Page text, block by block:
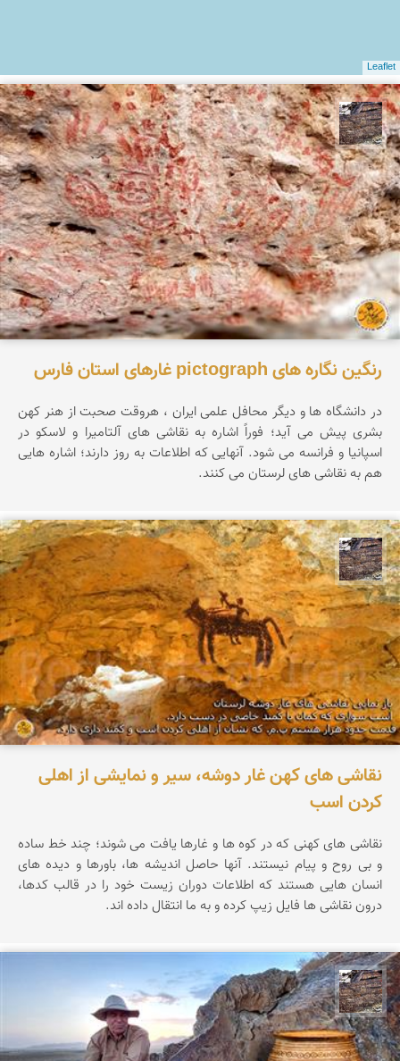
Leaflet
محمد ناصری فرد
رنگین نگاره های pictograph غارهای استان فارس
در دانشگاه ها و دیگر محافل علمی ایران ، هروقت صحبت از هنر کهن
بشری پیش می آید؛ فوراً اشاره به نقاشی های آلتامیرا و لاسکو در
اسپانیا و فرانسه می شود. آنهایی که اطلاعات به روز دارند؛ اشاره هایی
هم به نقاشی های لرستان می کنند.
محمد ناصری فرد
نقاشی های کهن غار دوشه، سیر و نمایشی از اهلی
کردن اسب
نقاشی های کهنی که در کوه ها و غارها یافت می شوند؛ چند خط ساده
و بی روح و پیام نیستند. آنها حاصل اندیشه ها، باورها و دیده های
انسان هایی هستند که اطلاعات دوران زیست خود را در قالب کدها،
درون نقاشی ها فایل زیپ کرده و به ما انتقال داده اند.
محمد ناصری فرد